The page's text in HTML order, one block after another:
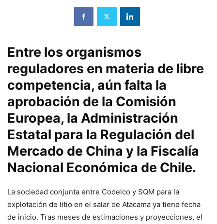
Entre los organismos
reguladores en materia de libre
competencia, aún falta la
aprobación de la Comisión
Europea, la Administración
Estatal para la Regulación del
Mercado de China y la Fiscalía
Nacional Económica de Chile.
La sociedad conjunta entre Codelco y SQM para la
explotación de litio en el salar de Atacama ya tiene fecha
de inicio. Tras meses de estimaciones y proyecciones, el